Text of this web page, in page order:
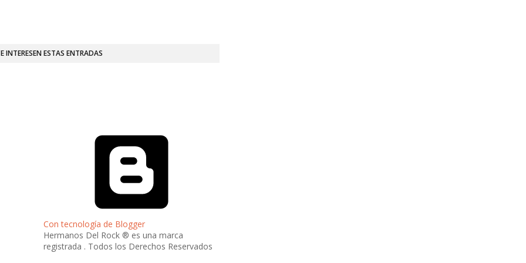
INTERESEN ESTAS ENTRADAS
Con tecnología de Blogger
Hermanos Del Rock ® es una marca
registrada . Todos los Derechos Reservados